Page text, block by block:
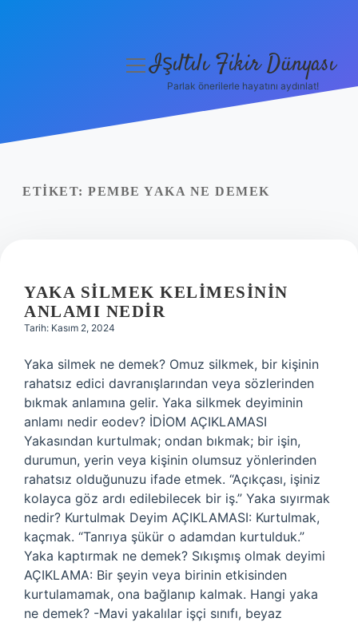
Yasal Uyarı
menüyüIşıltılı Fikir Dünyası
Parlak önerilerle hayatını aydınlat!
ETIKET: PEMBE YAKA NE DEMEK
YAKA SILMEK KELIMESININ
ANLAMI NEDIR
Tarih: Kasım 2, 2024
Yaka silmek ne demek? Omuz silkmek, bir kişinin
rahatsız edici davranışlarından veya sözlerinden
bıkmak anlamına gelir. Yaka silkmek deyiminin
anlamı nedir eodev? İDİOM AÇIKLAMASI
Yakasından kurtulmak; ondan bıkmak; bir işin,
durumun, yerin veya kişinin olumsuz yönlerinden
rahatsız olduğunuzu ifade etmek. “Açıkçası, işiniz
kolayca göz ardı edilebilecek bir iş.” Yaka sıyırmak
nedir? Kurtulmak Deyim AÇIKLAMASI: Kurtulmak,
kaçmak. “Tanrıya şükür o adamdan kurtulduk.”
Yaka kaptırmak ne demek? Sıkışmış olmak deyimi
AÇIKLAMA: Bir şeyin veya birinin etkisinden
kurtulamamak, ona bağlanıp kalmak. Hangi yaka
ne demek? -Mavi yakalılar işçi sınıfı, beyaz